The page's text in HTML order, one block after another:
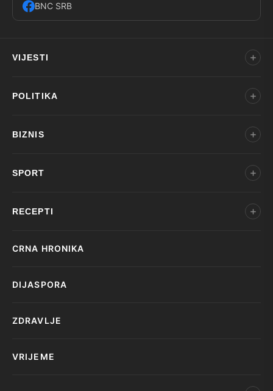
BNC SRB
VIJESTI
POLITIKA
BIZNIS
SPORT
RECEPTI
CRNA HRONIKA
DIJASPORA
ZDRAVLJE
VRIJEME